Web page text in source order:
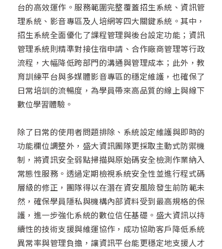
台的高效運作。服務範圍完整覆蓋招生系統、資訊管
理系統、影音專區及人培網等四大關鍵系統。其中，
招生系統全面優化了課程管理與後台設定功能；資訊
管理系統則精準對接住宿申請、合作廠商管理等行政
流程，大幅降低跨部門的溝通與管理成本；此外，教
育訓練平台與多媒體影音專區的穩定維護，也確保了
日常培訓的流暢度，為學員帶來高品質的線上與線下
數位學習體驗。
除了日常的使用者問題排除、系統設定維護與即時的
功能欄位調整外，盛大資訊團隊更採取主動式防禦機
制，將資訊安全弱點掃描與原始碼安全檢測作業納入
常態性服務。透過定期檢視系統安全性並進行程式碼
層級的修正，團隊得以在潛在資安風險發生前防範未
然，確保學員隱私與機構內部資料受到最高規格的保
護，進一步強化系統的數位信任基礎。盛大資訊以持
續性的技術支援與維運協作，成功協助客戶降低系統
異常率與管理負擔，讓資訊平台能更穩定地支援人才